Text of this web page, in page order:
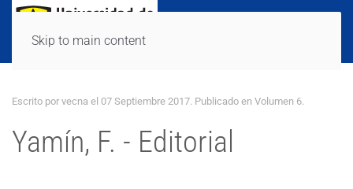
Skip to main content
Escrito por vecna el 07 Septiembre 2017. Publicado en Volumen 6.
Yamín, F. - Editorial